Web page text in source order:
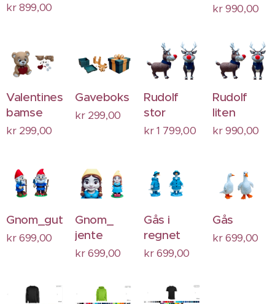
kr899,00 kr990,00
Valentines
bamse
kr 299,00
Gaveboks
kr 299,00
Rudolf
stor
kr1 799,00
Rudolf
liten
kr990,00
Gnom_gutt
kr699,00
Gnom_
jente
kr699,00
Gås i
regnet
kr699,00
Gås
kr699,00